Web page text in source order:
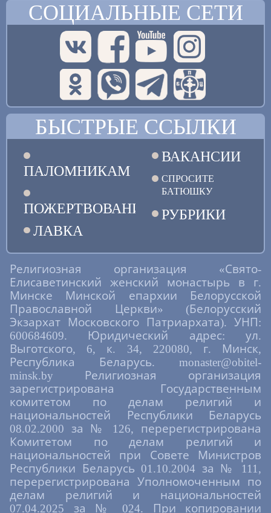
СОЦИАЛЬНЫЕ СЕТИ
БЫСТРЫЕ ССЫЛКИ
ПАЛОМНИКАМ
ПОЖЕРТВОВАНИЯ
ЛАВКА
ВАКАНСИИ
СПРОСИТЕ
БАТЮШКУ
РУБРИКИ
Религиозная организация «Свято-
Елисаветинский женский монастырь в г.
Минске Минской епархии Белорусской
Православной Церкви» (Белорусский
Экзархат Московского Патриархата). УНП:
600684609. Юридический адрес: ул.
Выготского, 6, к. 34, 220080, г. Минск,
Республика Беларусь. monaster@obitel-
minsk.by Религиозная организация
зарегистрирована Государственным
комитетом по делам религий и
национальностей Республики Беларусь
08.02.2000 за № 126, перерегистрирована
Комитетом по делам религий и
национальностей при Совете Министров
Республики Беларусь 01.10.2004 за № 111,
перерегистрирована Уполномоченным по
делам религий и национальностей
07.04.2025 за № 024. При копировании